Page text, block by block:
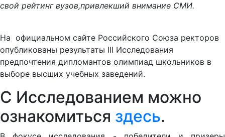
свой рейтинг вузов,привлекший внимание СМИ.
На официальном сайте Российского Союза ректоров
опубликованы результаты III Исследования
предпочтения дипломантов олимпиад школьников в
выборе высших учебных заведений.
С Исследованием можно
ознакомиться здесь.